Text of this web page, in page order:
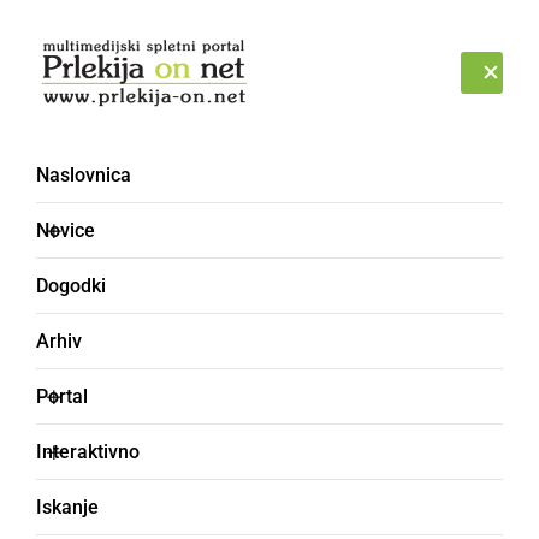
Naslovnica
Novice
Dogodki
Arhiv
Portal
Interaktivno
Iskanje
zimske pnevmatike
ČRNA KRONIKA